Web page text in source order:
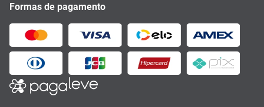
Formas de pagamento